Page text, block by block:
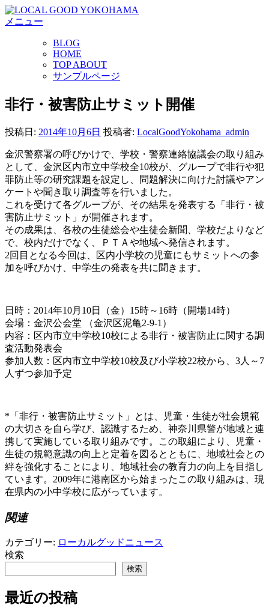
コ
ン
キ
ッ
メニュー
BLOG
HOME
TOP ABOUT
サンプルページ
非行・被害防止サミット開催
投稿日: 2014年10月6日 投稿者: LocalGoodYokohama_admin
金沢警察署の呼びかけで、学校・警察連絡協議会の取り組み
として、金沢区内市立中学校全10校が、グループで非行や犯
罪防止等の研究課題を設定し、問題解決に向けた討議やアン
ケートや聞き取り調査等を行いました。
これを受けて各グループが、その結果を発表する「非行・被
害防止サミット」が開催されます。
その成果は、各校の生徒総会や生徒会新聞、学校だよりなど
で、校内だけでなく、ＰＴＡや地域へ発信されます。
2回目となる今回は、区内小学校の児童にもサミットへの参
加を呼びかけ、中学生の発表を共に聞きます。
日時：2014年10月10日（金）15時～16時（開場14時）
会場：金沢公会堂 （金沢区泥亀2-9-1）
内容：区内市立中学校10校による非行・被害防止に関する調
査活動発表会
参加人数：区内市立中学校10校及び小学校22校から、3人～7
人ずつ参加予定
*「非行・被害防止サミット」とは、児童・生徒が社会規範
の大切さを自ら学び、認識するため、神奈川県警が地域と連
携して実施している取り組みです。この取組により、児童・
生徒の規範意識の向上と定着を図るとともに、地域社会との
絆を強化することにより、地域社会の教育力の向上を目指し
ています。2009年に港南区から始まったこの取り組みは、現
在県内の小中学校に広がっています。
関連
カテゴリー: ローカルグッドニュース
検索
検索
最近の投稿